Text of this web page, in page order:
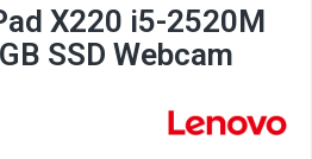
X220 i5-2520M
SSD Webcam